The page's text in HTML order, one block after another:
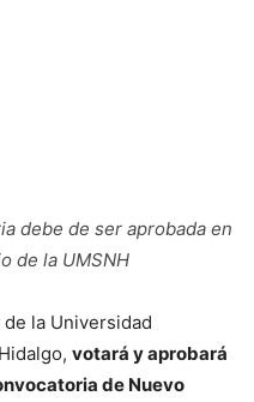
debe de ser aprobada en
de la UMSNH
la Universidad
votará y aprobará
de Nuevo